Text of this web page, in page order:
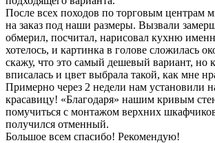
После всех походов по торговым центрам
на заказ под наши размеры. Вызвали
обмерил, посчитал, нарисовал кухню
хотелось, и картинка в голове сложилась
скажу, что это самый дешевый вариант, но
вписалась и цвет выбрала такой, как мне
Примерно через 2 недели нам установили
красавицу! «Благодаря» нашим кривым
помучиться с монтажом верхних
получился отменный.
Большое всем спасибо! Рекомендую!